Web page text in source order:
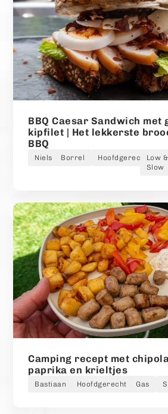
BBQ Caesar Sandwich met
kipfilet | Het lekkerste
BBQ
Niels Borrel HoofdgerechtLow &
Slow
Camping recept met
paprika en krieltjes
Bastiaan Hoofdgerecht Gas